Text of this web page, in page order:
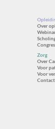
Over
Zorg
Over
Voor
Voor
Contact